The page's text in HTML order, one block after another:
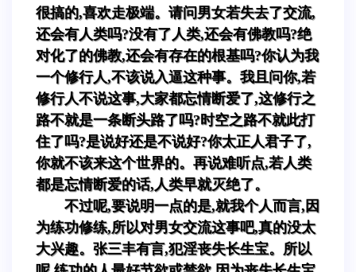
很搞的,喜欢走极端。请问男女若失去了交流,
还会有人类吗?没有了人类,还会有佛教吗?绝
对化了的佛教,还会有存在的根基吗?你认为我
一个修行人,不该说入逼这种事。我且问你,若
修行人不说这事,大家都忘情断爱了,这修行之
路不就是一条断头路了吗?时空之路不就此打
住了吗?是说好还是不说好?你太正人君子了,
你就不该来这个世界的。再说难听点,若人类
都是忘情断爱的话,人类早就灭绝了。
不过呢,要说明一点的是,就我个人而言,因
为练功修练,所以对男女交流这事吧,真的没太
大兴趣。张三丰有言,犯淫丧失长生宝。所以